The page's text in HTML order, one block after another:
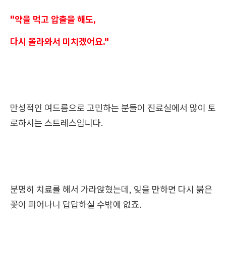
"약을 먹고 압출을 해도,
다시 올라와서 미치겠어요."
만성적인 여드름으로 고민하는 분들이 진료실에서 많이 토
로하시는 스트레스입니다.
분명히 치료를 해서 가라앉혔는데, 잊을 만하면 다시 붉은
꽃이 피어나니 답답하실 수밖에 없죠.